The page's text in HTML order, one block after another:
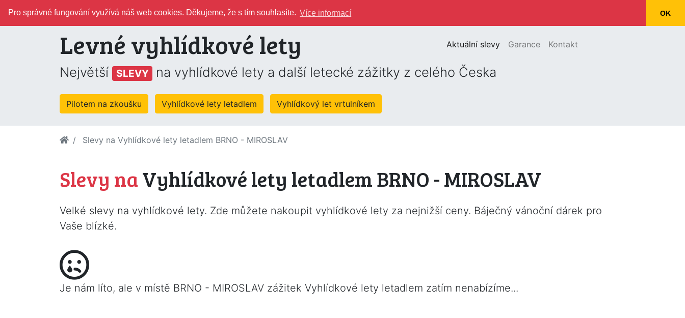
Pro správné fungování využívá náš web cookies. Děkujeme, že s tím souhlasíte. Více informací OK
Levné vyhlídkové lety Aktuální slevy(current)
Garance Kontakt
Největší SLEVY na vyhlídkové lety a další letecké zážitky z celého Česka
Pilotem na zkoušku Vyhlídkové lety letadlem Vyhlídkový let vrtulníkem
Slevy na Vyhlídkové lety letadlem BRNO - MIROSLAV
Slevy naVyhlídkové lety letadlem BRNO - MIROSLAV
Velké slevy na vyhlídkové lety. Zde můžete nakoupit vyhlídkové lety za nejnižší ceny. Báječný vánoční dárek pro
Vaše blízké.
Je nám líto, ale v místě BRNO - MIROSLAV zážitek Vyhlídkové lety letadlem zatím nenabízíme...